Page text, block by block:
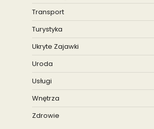
Transport
Turystyka
Ukryte Zajawki
Uroda
Usługi
Wnętrza
Zdrowie